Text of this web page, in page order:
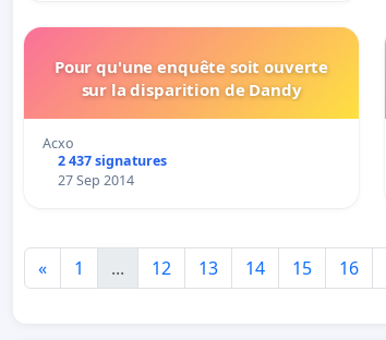
Pour qu'une enquête soit ouverte
sur la disparition de Dandy
Acxo
2 437 signatures
27 Sep 2014
« 1 ... 12 13 14 15 16